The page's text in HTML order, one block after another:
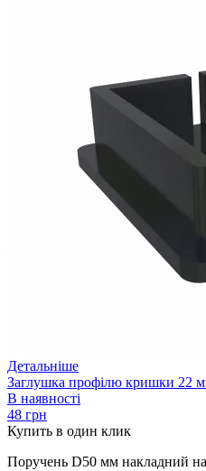
Детальніше
Заглушка профілю кришки 22
В наявності
48 грн
Купить в один клик
Поручень D50 мм